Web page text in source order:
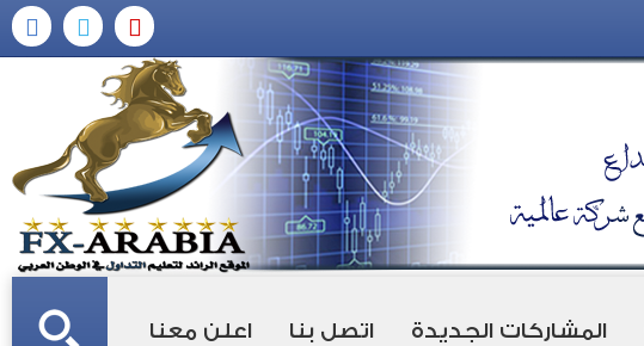
المشاركات الجديدة اتصل بنا اعلن معنا